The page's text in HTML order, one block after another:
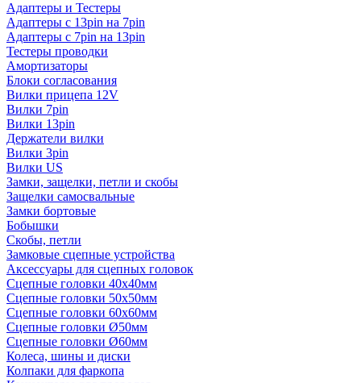
Адаптеры и Тестеры
Адаптеры с 13pin на 7pin
Адаптеры с 7pin на 13pin
Тестеры проводки
Амортизаторы
Блоки согласования
Вилки прицепа 12V
Вилки 7pin
Вилки 13pin
Держатели вилки
Вилки 3pin
Вилки US
Замки, защелки, петли и скобы
Защелки самосвальные
Замки бортовые
Бобышки
Скобы, петли
Замковые сцепные устройства
Аксессуары для сцепных головок
Сцепные головки 40x40мм
Сцепные головки 50x50мм
Сцепные головки 60x60мм
Сцепные головки Ø50мм
Сцепные головки Ø60мм
Колеса, шины и диски
Колпаки для фаркопа